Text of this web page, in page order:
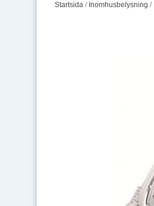
Startsida / Inomhusbelysning /